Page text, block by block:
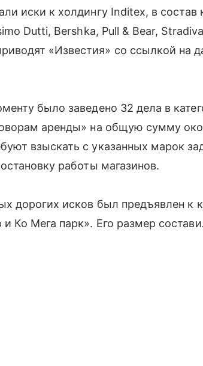
иски к холдингу Inditex, в состав
Dutti, Bershka, Pull & Bear,
«Известия» со ссылкой на
было заведено 32 дела в
аренды» на общую сумму
взыскать с указанных марок
работы магазинов.
дорогих исков был предъявлен к
Ко Мега парк». Его размер